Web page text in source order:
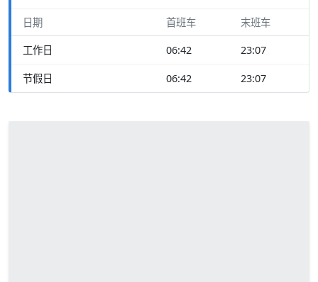
日期 首班车 末班车
工作日 06:42 23:07
节假日 06:42 23:07